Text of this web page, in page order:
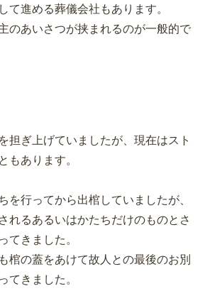
て進める葬儀会社もあります。
のあいさつが挟まれるのが一般的で
担ぎ上げていましたが、現在はスト
もあります。
を行ってから出棺していましたが、
れるあるいはかたちだけのものとさ
てきました。
棺の蓋をあけて故人との最後のお別
てきました。